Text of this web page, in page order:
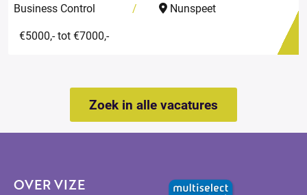
Business Control
Nunspeet
€5000,- tot €7000,-
Zoek in alle vacatures
OVER VIZE